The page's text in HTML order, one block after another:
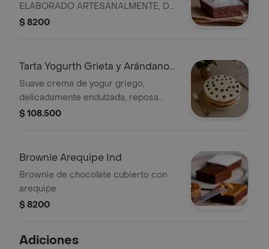
ELABORADO ARTESANALMENTE, DE
CENTRO SUAVE Y COBERTURA DE
$ 8200
Tarta Yogurth Grieta y Arándanos
10a12
Suave crema de yogur griego,
delicadamente endulzada, reposa
sobre una base crocante que aporta
$ 108.500
Brownie Arequipe Ind
Brownie de chocolate cubierto con
arequipe.
$ 8200
Adiciones